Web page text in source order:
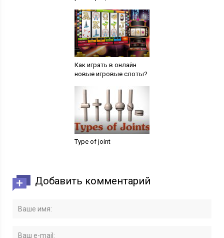
Как играть в онлайн
новые игровые слоты?
Type of joint
Добавить комментарий